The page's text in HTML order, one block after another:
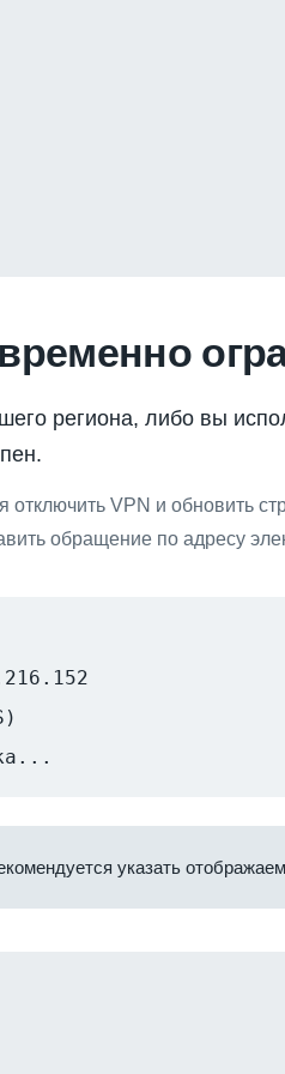
региона, либо вы
VPN и обновить
обращение по адресу
указать